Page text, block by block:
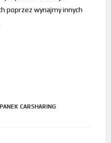
poprzez wynajmy innych
PANEK CARSHARING